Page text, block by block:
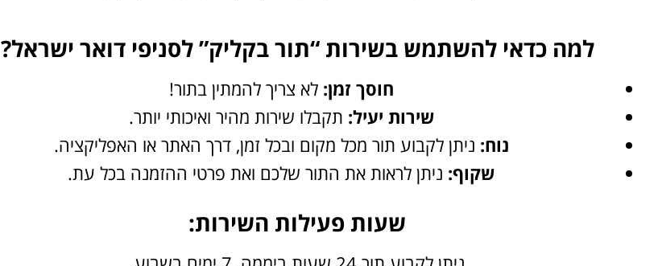
למה כדאי להשתמש בשירות “תור בקליק” לסניפי דואר ישראל?
חוסך זמן: לא צריך להמתין בתור!
שירות יעיל: תקבלו שירות מהיר ואיכותי יותר.
נוח: ניתן לקבוע תור מכל מקום ובכל זמן, דרך האתר או האפליקציה.
שקוף: ניתן לראות את התור שלכם ואת פרטי ההזמנה בכל עת.
שעות פעילות השירות: